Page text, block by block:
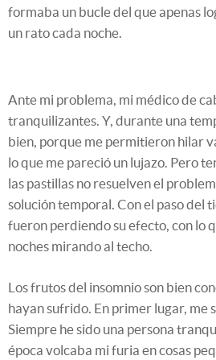
formaba un bucle del que apenas
un rato cada noche.
Ante mi problema, mi médico de
tranquilizantes. Y, durante una
bien, porque me permitieron hilar
lo que me pareció un lujazo. Pero
las pastillas no resuelven el
solución temporal. Con el paso del
fueron perdiendo su efecto, con lo
noches mirando al techo.
Los frutos del insomnio son bien
hayan sufrido. En primer lugar, me
Siempre he sido una persona
época volcaba mi furia en cosas